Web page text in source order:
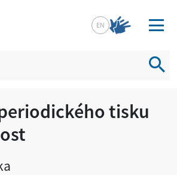
EN
tisku